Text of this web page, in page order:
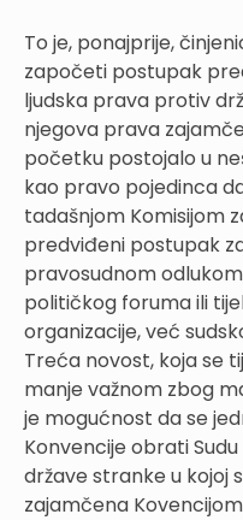
To je, ponajprije,
započeti postupak
ljudska prava protiv
njegova prava
početku postojalo u
kao pravo pojedinca
tadašnjom Komisijom
predviđeni postupak
pravosudnom
političkog foruma ili
organizacije, već
Treća novost, koja se
manje važnom zbog
je mogućnost da se
Konvencije obrati
države stranke u kojoj
zajamčena